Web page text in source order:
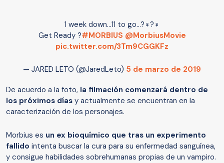
1 week down...11 to go...?‍♀️?‍♀️
Get Ready ?#MORBIUS @MorbiusMovie
pic.twitter.com/3Tm9CGGKFz
— JARED LETO (@JaredLeto) 5 de marzo de 2019
De acuerdo a la foto, la filmación comenzará dentro de
los próximos días y actualmente se encuentran en la
caracterización de los personajes.
Morbius es un ex bioquímico que tras un experimento
fallido intenta buscar la cura para su enfermedad sanguínea,
y consigue habilidades sobrehumanas propias de un vampiro.